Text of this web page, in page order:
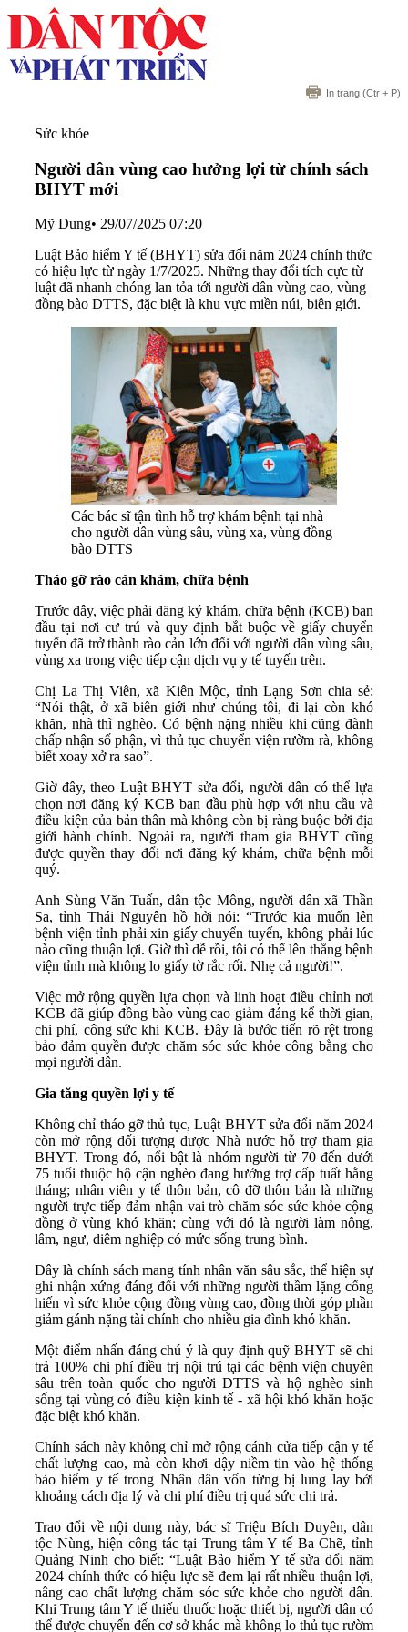
In trang (Ctr + P)
Sức khỏe
Người dân vùng cao hưởng lợi từ chính sách
BHYT mới
Mỹ Dung• 29/07/2025 07:20
Luật Bảo hiểm Y tế (BHYT) sửa đổi năm 2024 chính thức
có hiệu lực từ ngày 1/7/2025. Những thay đổi tích cực từ
luật đã nhanh chóng lan tỏa tới người dân vùng cao, vùng
đồng bào DTTS, đặc biệt là khu vực miền núi, biên giới.
Các bác sĩ tận tình hỗ trợ khám bệnh tại nhà
cho người dân vùng sâu, vùng xa, vùng đồng
bào DTTS
Tháo gỡ rào cản khám, chữa bệnh
Trước đây, việc phải đăng ký khám, chữa bệnh (KCB) ban
đầu tại nơi cư trú và quy định bắt buộc về giấy chuyển
tuyến đã trở thành rào cản lớn đối với người dân vùng sâu,
vùng xa trong việc tiếp cận dịch vụ y tế tuyến trên.
Chị La Thị Viên, xã Kiên Mộc, tỉnh Lạng Sơn chia sẻ:
“Nói thật, ở xã biên giới như chúng tôi, đi lại còn khó
khăn, nhà thì nghèo. Có bệnh nặng nhiều khi cũng đành
chấp nhận số phận, vì thủ tục chuyển viện rườm rà, không
biết xoay xở ra sao”.
Giờ đây, theo Luật BHYT sửa đổi, người dân có thể lựa
chọn nơi đăng ký KCB ban đầu phù hợp với nhu cầu và
điều kiện của bản thân mà không còn bị ràng buộc bởi địa
giới hành chính. Ngoài ra, người tham gia BHYT cũng
được quyền thay đổi nơi đăng ký khám, chữa bệnh mỗi
quý.
Anh Sùng Văn Tuấn, dân tộc Mông, người dân xã Thần
Sa, tỉnh Thái Nguyên hồ hởi nói: “Trước kia muốn lên
bệnh viện tỉnh phải xin giấy chuyển tuyến, không phải lúc
nào cũng thuận lợi. Giờ thì dễ rồi, tôi có thể lên thẳng bệnh
viện tỉnh mà không lo giấy tờ rắc rối. Nhẹ cả người!”.
Việc mở rộng quyền lựa chọn và linh hoạt điều chỉnh nơi
KCB đã giúp đồng bào vùng cao giảm đáng kể thời gian,
chi phí, công sức khi KCB. Đây là bước tiến rõ rệt trong
bảo đảm quyền được chăm sóc sức khỏe công bằng cho
mọi người dân.
Gia tăng quyền lợi y tế
Không chỉ tháo gỡ thủ tục, Luật BHYT sửa đổi năm 2024
còn mở rộng đối tượng được Nhà nước hỗ trợ tham gia
BHYT. Trong đó, nổi bật là nhóm người từ 70 đến dưới
75 tuổi thuộc hộ cận nghèo đang hưởng trợ cấp tuất hằng
tháng; nhân viên y tế thôn bản, cô đỡ thôn bản là những
người trực tiếp đảm nhận vai trò chăm sóc sức khỏe cộng
đồng ở vùng khó khăn; cùng với đó là người làm nông,
lâm, ngư, diêm nghiệp có mức sống trung bình.
Đây là chính sách mang tính nhân văn sâu sắc, thể hiện sự
ghi nhận xứng đáng đối với những người thầm lặng cống
hiến vì sức khỏe cộng đồng vùng cao, đồng thời góp phần
giảm gánh nặng tài chính cho nhiều gia đình khó khăn.
Một điểm nhấn đáng chú ý là quy định quỹ BHYT sẽ chi
trả 100% chi phí điều trị nội trú tại các bệnh viện chuyên
sâu trên toàn quốc cho người DTTS và hộ nghèo sinh
sống tại vùng có điều kiện kinh tế - xã hội khó khăn hoặc
đặc biệt khó khăn.
Chính sách này không chỉ mở rộng cánh cửa tiếp cận y tế
chất lượng cao, mà còn khơi dậy niềm tin vào hệ thống
bảo hiểm y tế trong Nhân dân vốn từng bị lung lay bởi
khoảng cách địa lý và chi phí điều trị quá sức chi trả.
Trao đổi về nội dung này, bác sĩ Triệu Bích Duyên, dân
tộc Nùng, hiện công tác tại Trung tâm Y tế Ba Chẽ, tỉnh
Quảng Ninh cho biết: “Luật Bảo hiểm Y tế sửa đổi năm
2024 chính thức có hiệu lực sẽ đem lại rất nhiều thuận lợi,
nâng cao chất lượng chăm sóc sức khỏe cho người dân.
Khi Trung tâm Y tế thiếu thuốc hoặc thiết bị, người dân có
thể được chuyển đến cơ sở khác mà không lo thủ tục rườm